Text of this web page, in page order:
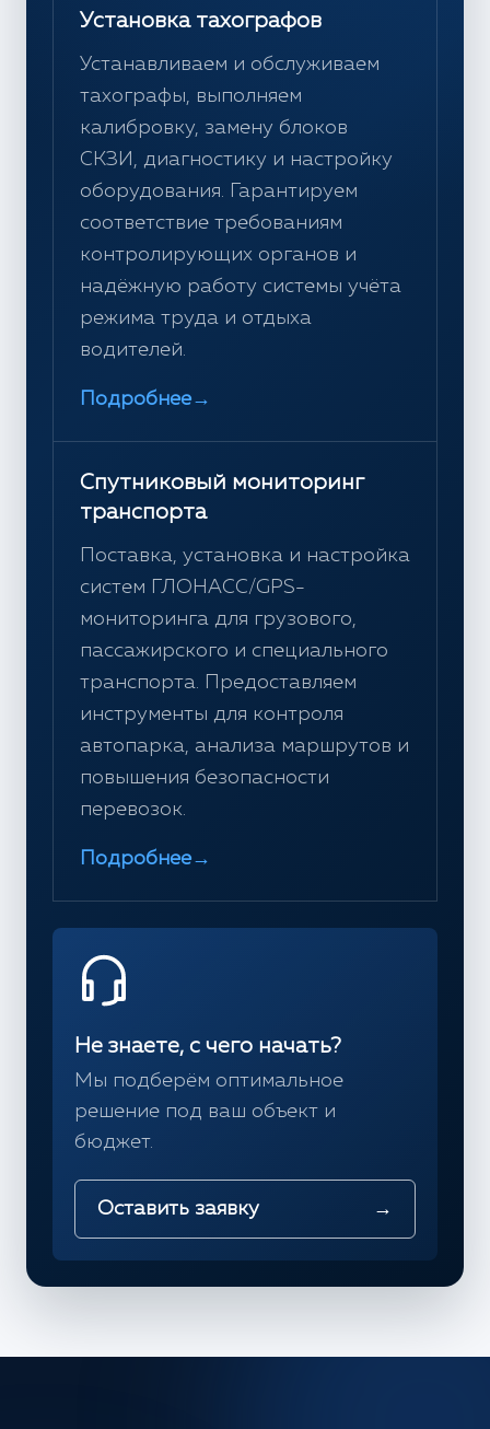
Установка тахографов
Устанавливаем и обслуживаем
тахографы, выполняем
калибровку, замену блоков
СКЗИ, диагностику и настройку
оборудования. Гарантируем
соответствие требованиям
контролирующих органов и
надёжную работу системы учёта
режима труда и отдыха
водителей.
Подробнее→
Спутниковый мониторинг
транспорта
Поставка, установка и настройка
систем ГЛОНАСС/GPS-
мониторинга для грузового,
пассажирского и специального
транспорта. Предоставляем
инструменты для контроля
автопарка, анализа маршрутов и
повышения безопасности
перевозок.
Подробнее→
Не знаете, с чего начать?
Мы подберём оптимальное
решение под ваш объект и
бюджет.
Оставить заявку →